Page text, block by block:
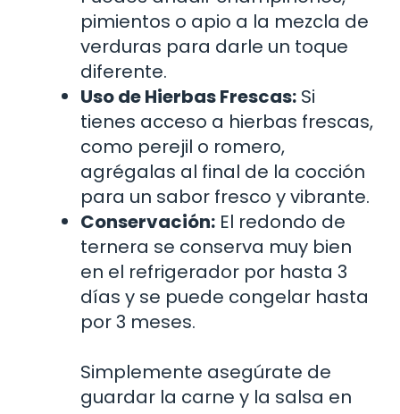
pimientos o apio a la mezcla de
verduras para darle un toque
diferente.
Uso de Hierbas Frescas: Si
tienes acceso a hierbas frescas,
como perejil o romero,
agrégalas al final de la cocción
para un sabor fresco y vibrante.
Conservación: El redondo de
ternera se conserva muy bien
en el refrigerador por hasta 3
días y se puede congelar hasta
por 3 meses.
Simplemente asegúrate de
guardar la carne y la salsa en